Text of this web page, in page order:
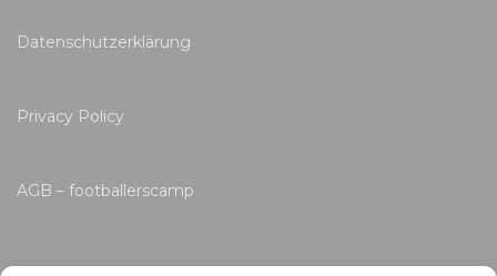
Datenschutzerklärung
Privacy Policy
AGB – footballerscamp